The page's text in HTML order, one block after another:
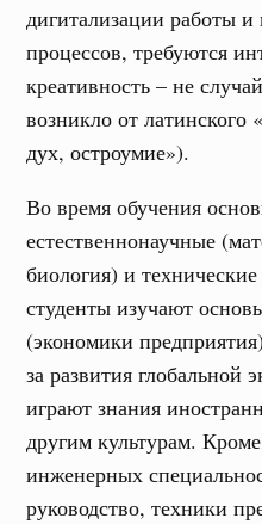
дигитализации работы
процессов, требуются
креативность – не
возникло от латинского
дух, остроумие»).
Во время обучения
естественнонаучные
биология) и
студенты изучают
(экономики
за развития
играют знания
другим культурам.
инженерных
руководство, техники